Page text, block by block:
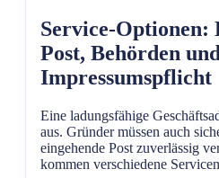
Service-Optionen:
Post, Behörden und
Impressumspflicht
Eine ladungsfähige
aus. Gründer müssen auch
eingehende Post zuverlässig
kommen verschiedene